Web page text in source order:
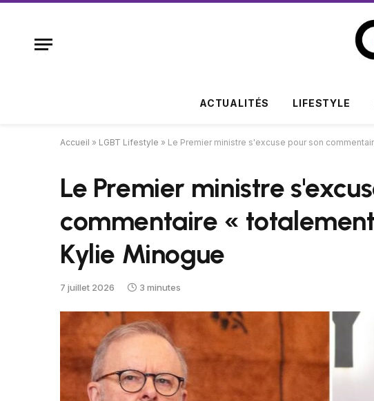
ACTUALITÉS LIFESTYLE
Accueil » LGBT Lifestyle » Le Premier ministre s'excuse pour son
Le Premier ministre
commentaire «
Kylie Minogue
7 juillet 2026 3 minutes